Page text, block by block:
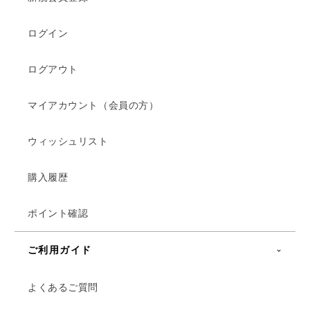
ログイン
ログアウト
マイアカウント（会員の方）
ウィッシュリスト
購入履歴
ポイント確認
ご利用ガイド
よくあるご質問